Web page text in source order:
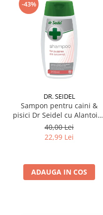
-43%
DR. SEIDEL
Sampon pentru caini &
pisici Dr Seidel cu Alantoina
220 ml
40,00 Lei
22,99 Lei
ADAUGA IN COS